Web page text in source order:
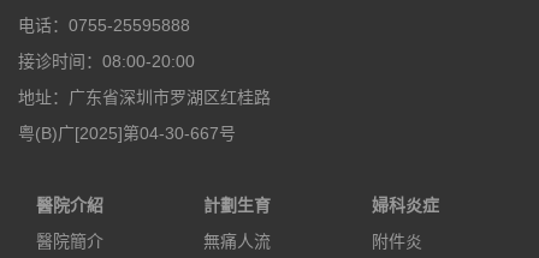
电话：0755-25595888
接诊时间：08:00-20:00
地址：广东省深圳市罗湖区红桂路
粤(B)广[2025]第04-30-667号
醫院介紹
醫院簡介
計劃生育
無痛人流
婦科炎症
附件炎